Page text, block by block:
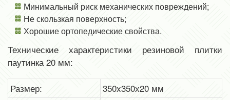
Минимальный риск механических повреждений;
Не скользкая поверхность;
Хорошие ортопедические свойства.
Технические характеристики резиновой плитки
паутинка 20 мм:
Размер:
350x350х20 мм